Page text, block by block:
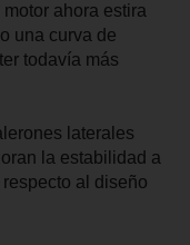
motor ahora estira
una curva de
todavía más
laterales
la estabilidad a
al diseño